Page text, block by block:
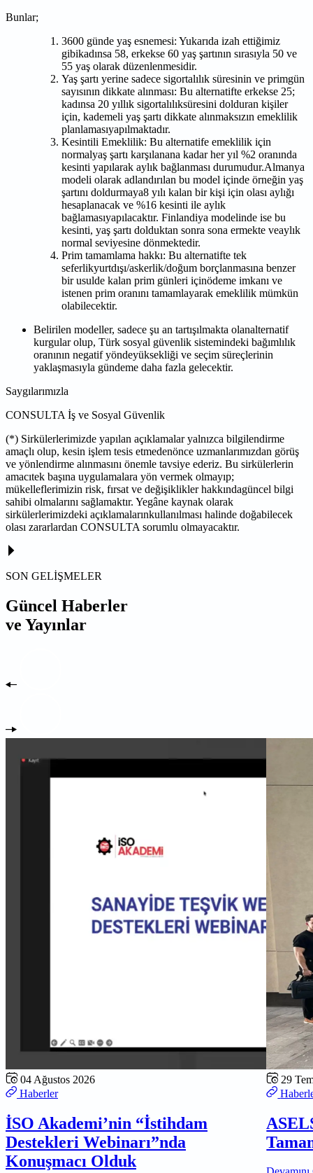
Bunlar;
3600 günde yaş esnemesi: Yukarıda izah ettiğimiz
gibikadınsa 58, erkekse 60 yaş şartının sırasıyla 50 ve
55 yaş olarak düzenlenmesidir.
Yaş şartı yerine sadece sigortalılık süresinin ve primgün
sayısının dikkate alınması: Bu alternatifte erkekse 25;
kadınsa 20 yıllık sigortalılıksüresini dolduran kişiler
için, kademeli yaş şartı dikkate alınmaksızın emeklilik
planlamasıyapılmaktadır.
Kesintili Emeklilik: Bu alternatife emeklilik için
normalyaş şartı karşılanana kadar her yıl %2 oranında
kesinti yapılarak aylık bağlanması durumudur.Almanya
modeli olarak adlandırılan bu model içinde örneğin yaş
şartını doldurmaya8 yılı kalan bir kişi için olası aylığı
hesaplanacak ve %16 kesinti ile aylık
bağlamasıyapılacaktır. Finlandiya modelinde ise bu
kesinti, yaş şartı dolduktan sonra sona ermekte veaylık
normal seviyesine dönmektedir.
Prim tamamlama hakkı: Bu alternatifte tek
seferlikyurtdışı/askerlik/doğum borçlanmasına benzer
bir usulde kalan prim günleri içinödeme imkanı ve
istenen prim oranını tamamlayarak emeklilik mümkün
olabilecektir.
Belirilen modeller, sadece şu an tartışılmakta olanalternatif
kurgular olup, Türk sosyal güvenlik sistemindeki bağımlılık
oranının negatif yöndeyüksekliği ve seçim süreçlerinin
yaklaşmasıyla gündeme daha fazla gelecektir.
Saygılarımızla
CONSULTA İş ve Sosyal Güvenlik
(*) Sirkülerlerimizde yapılan açıklamalar yalnızca bilgilendirme
amaçlı olup, kesin işlem tesis etmedenönce uzmanlarımızdan görüş
ve yönlendirme alınmasını önemle tavsiye ederiz. Bu sirkülerlerin
amacıtek başına uygulamalara yön vermek olmayıp;
mükelleflerimizin risk, fırsat ve değişiklikler hakkındagüncel bilgi
sahibi olmalarını sağlamaktır. Yegâne kaynak olarak
sirkülerlerimizdeki açıklamalarınkullanılması halinde doğabilecek
olası zararlardan CONSULTA sorumlu olmayacaktır.
SON GELİŞMELER
Güncel Haberler
ve Yayınlar
04 Ağustos 2026
Haberler
İSO Akademi’nin “İstihdam
Destekleri Webinarı”nda
Konuşmacı Olduk
29